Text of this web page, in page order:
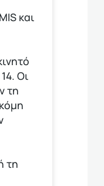
και
Οι
τη
τη